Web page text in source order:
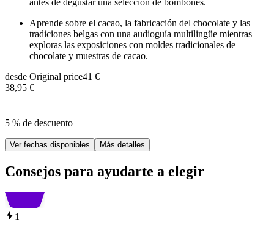
Aprende sobre el cacao, la fabricación del chocolate y las
tradiciones belgas con una audioguía multilingüe mientras
exploras las exposiciones con moldes tradicionales de
chocolate y muestras de cacao.
desde Original price41 €
38,95 €
5 % de descuento
Ver fechas disponibles Más detalles
Consejos para ayudarte a elegir
1